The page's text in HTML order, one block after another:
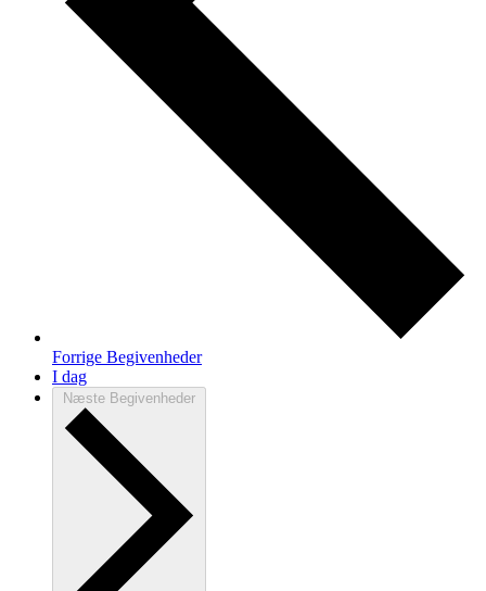
Forrige Begivenheder
I dag
Næste Begivenheder